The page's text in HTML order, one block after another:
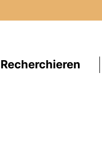
Recherchieren